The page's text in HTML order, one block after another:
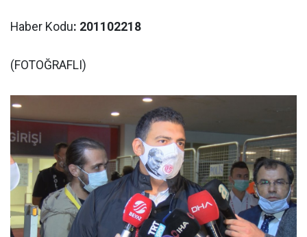
Haber Kodu: 201102218
(FOTOĞRAFLI)